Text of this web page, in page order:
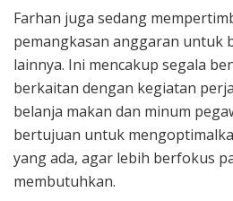
Farhan juga sedang
pemangkasan anggaran untuk
lainnya. Ini mencakup segala
berkaitan dengan kegiatan
belanja makan dan minum
bertujuan untuk
yang ada, agar lebih berfokus
membutuhkan.